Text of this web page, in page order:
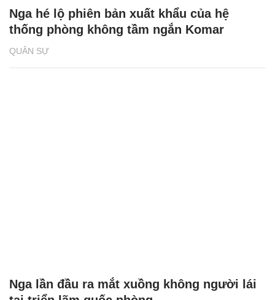
QUÂN SỰ
Nga hé lộ phiên bản xuất khẩu của hệ
thống phòng không tầm ngắn Komar
Nga lần đầu ra mắt xuồng không người lái